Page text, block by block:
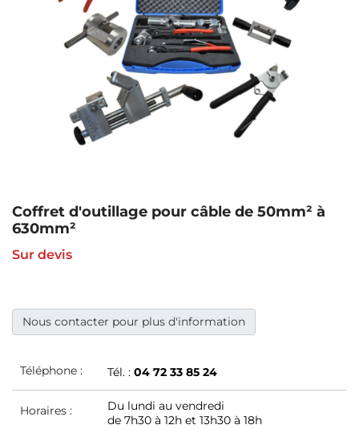
Coffret d'outillage pour câble de 50mm² à
630mm²
Sur devis
Nous contacter pour plus d'information
Téléphone : Tél. : 04 72 33 85 24
Horaires :
Du lundi au vendredi
de 7h30 à 12h et 13h30 à 18h